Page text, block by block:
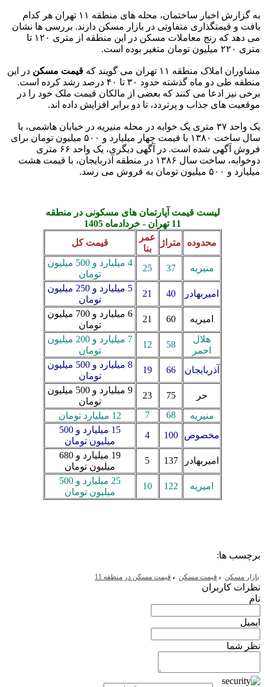
به گزارش اخبار ساختمان، محله های منطقه ۱۱ تهران هر کدام
بافت و قیمتگذاری متفاوتی در بازار مسکن دارند. بررسی ها نشان
می دهد که رنج معاملات مسکن در این منطقه از متری ۱۲۰ تا
متری ۲۲۰ میلیون تومان متغیر بوده است.
مشاوران املاک منطقه ۱۱ تهران می گویند که قیمت مسکن در این
منطقه طی دو ماه گذشته حدود ۳۰ تا ۴۰ درصد رشد کرده است.
برخی نیز ادعا می کنند که بعضی از مالکان قیمت ملک خود را در
موقعیت های جذاب و پرتردد، تا دو برابر افزایش داده‌‎ اند.
یک واحد ۳۷ متری یک خوابه در محله منیریه در خیابان هاشمی، با
سال ساخت ۱۳۸۰ با قیمت چهار میلیارد و ۵۰۰ میلیون تومان برای
فروش آگهی شده است. در آگهی دیگری، یک واحد ۶۶ متری
دوخوابه، ساخت سال ۱۳۸۶ در منطقه آذربایجان، با قیمت هشت
میلیارد و ۵۰۰ میلیون تومان به فروش می رسد.
لیست قیمت آپارتمان های مسکونی در منطقه
11 تهران - خردادماه 1405
محدوده
متراژ
عمر
بنا
قیمت کل
منیریه 37
25
4 میلیارد و 500 میلیون
تومان
امیربهادر
40
21
5 میلیارد و 250 میلیون
تومان
امیریه
60
21
6 میلیارد و 700 میلیون
تومان
هلال
احمر
58
12
7 میلیارد و 200 میلیون
تومان
آذربایجان
66
19
8 میلیارد و 500 میلیون
تومان
حر
75
23
9 میلیارد و 500 میلیون
تومان
منیریه
68
7
12 میلیارد تومان
مخصوص
100
4
15 میلیارد و 500
میلیون تومان
امیربهادر
137
5
19 میلیارد و 680
میلیون تومان
امیریه
122
10
25 میلیارد و 500
میلیون تومان
برچسب ها:
بازار مسکن ، قیمت مسکن ، قیمت مسکن در منطقه 11
نظرات کاربران
نام
ایمیل
نظر شما